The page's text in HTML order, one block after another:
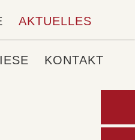
AKTUELLES
KONTAKT